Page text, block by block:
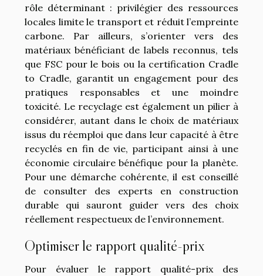
rôle déterminant : privilégier des ressources
locales limite le transport et réduit l’empreinte
carbone. Par ailleurs, s’orienter vers des
matériaux bénéficiant de labels reconnus, tels
que FSC pour le bois ou la certification Cradle
to Cradle, garantit un engagement pour des
pratiques responsables et une moindre
toxicité. Le recyclage est également un pilier à
considérer, autant dans le choix de matériaux
issus du réemploi que dans leur capacité à être
recyclés en fin de vie, participant ainsi à une
économie circulaire bénéfique pour la planète.
Pour une démarche cohérente, il est conseillé
de consulter des experts en construction
durable qui sauront guider vers des choix
réellement respectueux de l’environnement.
Optimiser le rapport qualité-prix
Pour évaluer le rapport qualité-prix des